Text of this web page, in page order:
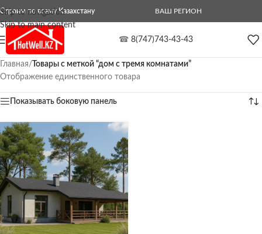
Skip to navigation
Skip to main content
Строим по всему Казахстану ВАШ РЕГИОН
☎ 8(747)743-43-43
Главная/ Товары с меткой “дом с тремя комнатами”
Отображение единственного товара
Показывать боковую панель